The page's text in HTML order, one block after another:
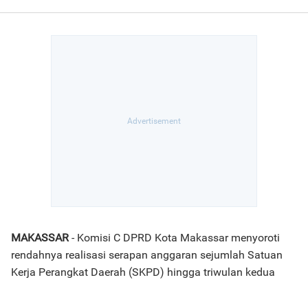
MAKASSAR- Komisi C DPRD Kota Makassar menyoroti
rendahnya realisasi serapan anggaran sejumlah Satuan
Kerja Perangkat Daerah (SKPD) hingga triwulan kedua